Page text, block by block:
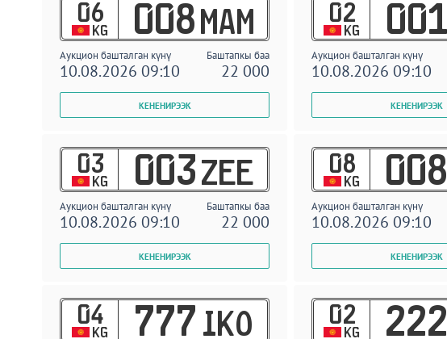
06
KG 008 MAM
Аукцион башталган күнү Баштапкы баа
10.08.2026 09:10 22 000
02
KG 001
Аукцион башталган күнү
10.08.2026 09:10
03
KG 003 ZEE
Аукцион башталган күнү Баштапкы баа
10.08.2026 09:10 22 000
08
KG 008
Аукцион башталган күнү
10.08.2026 09:10
04
KG 777 IKO 02
KG 222